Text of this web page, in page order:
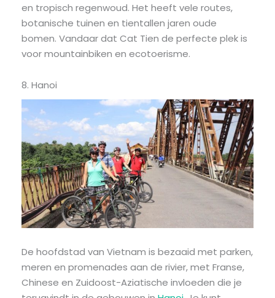
en tropisch regenwoud. Het heeft vele routes,
botanische tuinen en tientallen jaren oude
bomen. Vandaar dat Cat Tien de perfecte plek is
voor mountainbiken en ecotoerisme.
8. Hanoi
De hoofdstad van Vietnam is bezaaid met parken,
meren en promenades aan de rivier, met Franse,
Chinese en Zuidoost-Aziatische invloeden die je